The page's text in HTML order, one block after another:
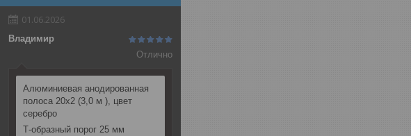
01.06.2026
Владимир
Отлично
Алюминиевая анодированная
полоса 20х2 (3,0 м ), цвет
серебро
Т-образный порог 25 мм